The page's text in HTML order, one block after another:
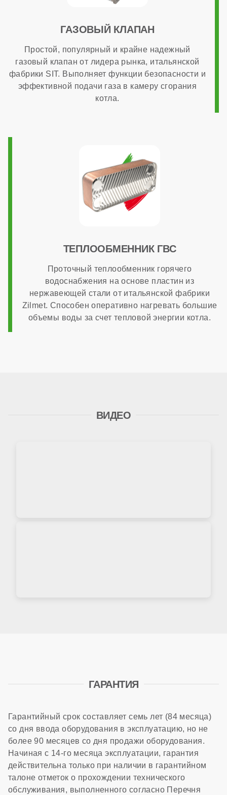
ГАЗОВЫЙ КЛАПАН
Простой, популярный и крайне надежный
газовый клапан от лидера рынка, итальянской
фабрики SIT. Выполняет функции безопасности и
эффективной подачи газа в камеру сгорания
котла.
ТЕПЛООБМЕННИК ГВС
Проточный теплообменник горячего
водоснабжения на основе пластин из
нержавеющей стали от итальянской фабрики
Zilmet. Способен оперативно нагревать большие
объемы воды за счет тепловой энергии котла.
ВИДЕО
ГАРАНТИЯ
Гарантийный срок составляет семь лет (84 месяца)
со дня ввода оборудования в эксплуатацию, но не
более 90 месяцев со дня продажи оборудования.
Начиная с 14-го месяца эксплуатации, гарантия
действительна только при наличии в гарантийном
талоне отметок о прохождении технического
обслуживания, выполненного согласно Перечня